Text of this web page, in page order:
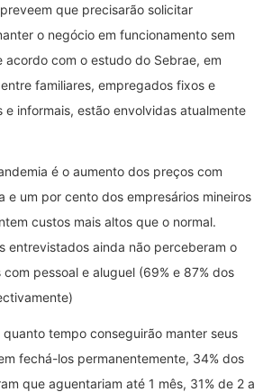
que precisarão solicitar
o negócio em funcionamento sem
acordo com o estudo do Sebrae, em
familiares, empregados fixos e
e informais, estão envolvidas atualmente
é o aumento dos preços com
e um por cento dos empresários mineiros
custos mais altos que o normal.
entrevistados ainda não perceberam o
pessoal e aluguel (69% e 87% dos
tempo conseguirão manter seus
fechá-los permanentemente, 34% dos
que aguentariam até 1 mês, 31% de 2 a